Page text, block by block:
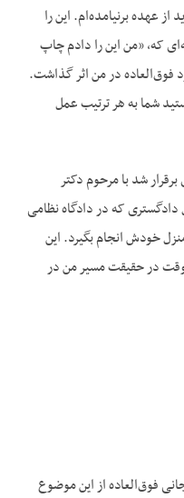
عهده برنیامده‌ام. این را
که، «من این را دادم چاپ
فوق‌العاده در من اثر گذاشت.
شما به هر ترتیب عمل
شد با مرحوم دکتر
که در دادگاه نظامی
خودش انجام بگیرد. این
وقت در حقیقت مسیر من در
فوق‌العاده از این موضوع